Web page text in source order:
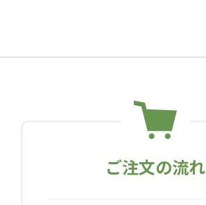
ご注文の流れ